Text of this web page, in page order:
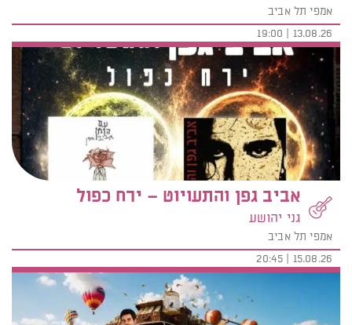
אמפי תל אביב
13.08.26 | 19:00
אביב גפן והתעויוט – ירח כפול
גני יהושע
אמפי תל אביב
15.08.26 | 20:45